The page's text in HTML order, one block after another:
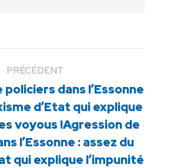
PRÉCÉDENT
Article
précédent
:
dans l’Essonne
d’Etat qui explique
voyous !Agression de
l’Essonne : assez du
qui explique l’impunité